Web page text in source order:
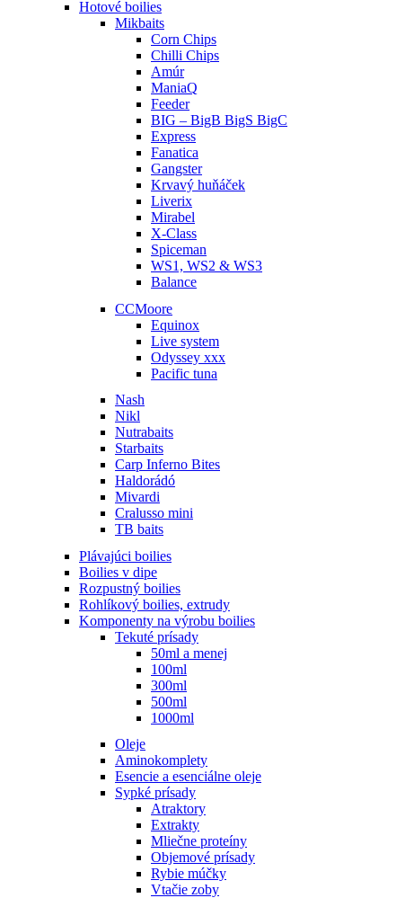
Hotové boilies
Mikbaits
Corn Chips
Chilli Chips
Amúr
ManiaQ
Feeder
BIG – BigB BigS BigC
Express
Fanatica
Gangster
Krvavý huňáček
Liverix
Mirabel
X-Class
Spiceman
WS1, WS2 & WS3
Balance
CCMoore
Equinox
Live system
Odyssey xxx
Pacific tuna
Nash
Nikl
Nutrabaits
Starbaits
Carp Inferno Bites
Haldorádó
Mivardi
Cralusso mini
TB baits
Plávajúci boilies
Boilies v dipe
Rozpustný boilies
Rohlíkový boilies, extrudy
Komponenty na výrobu boilies
Tekuté prísady
50ml a menej
100ml
300ml
500ml
1000ml
Oleje
Aminokomplety
Esencie a esenciálne oleje
Sypké prísady
Atraktory
Extrakty
Mliečne proteíny
Objemové prísady
Rybie múčky
Vtačie zoby